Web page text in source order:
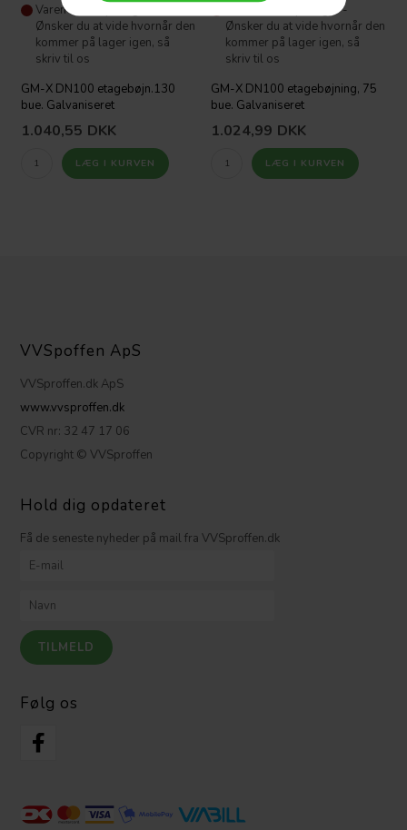
Varen er ikke på lager -
Ønsker du at vide hvornår den
kommer på lager igen, så
skriv til os
GM-X DN100 etagebøjn.130
bue. Galvaniseret
1.040,55 DKK
Varen er ikke på lager -
Ønsker du at vide hvornår den
kommer på lager igen, så
skriv til os
GM-X DN100 etagebøjning, 75
bue. Galvaniseret
1.024,99 DKK
VVSpoffen ApS
VVSproffen.dk ApS
www.vvsproffen.dk
CVR nr: 32 47 17 06
Copyright © VVSproffen
Hold dig opdateret
Få de seneste nyheder på mail fra VVSproffen.dk
Følg os